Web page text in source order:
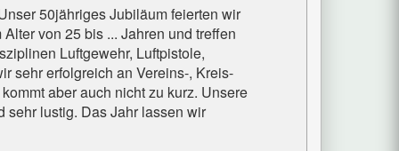
50jähriges Jubiläum feierten wir
von 25 bis ... Jahren und treffen
Luftgewehr, Luftpistole,
sehr erfolgreich an Vereins-, Kreis-
aber auch nicht zu kurz. Unsere
sehr lustig. Das Jahr lassen wir